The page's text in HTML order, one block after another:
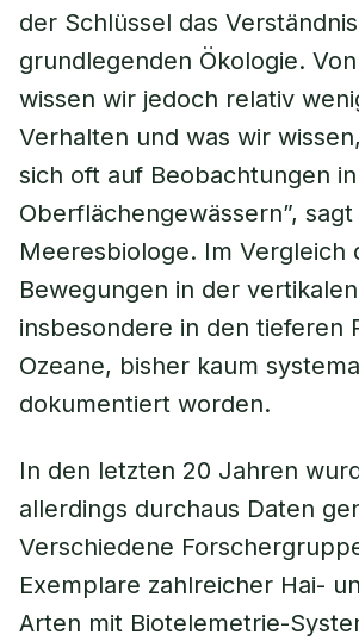
der Schlüssel das
grundlegenden Ökologie.
wissen wir jedoch relativ
Verhalten und was wir
sich oft auf Beobachtungen in
Oberflächengewässern”,
Meeresbiologe. Im Vergleich
Bewegungen in der
insbesondere in den tieferen
Ozeane, bisher kaum
dokumentiert worden.
In den letzten 20 Jahren
allerdings durchaus Daten
Verschiedene
Exemplare zahlreicher Hai-
Arten mit Biotelemetrie-